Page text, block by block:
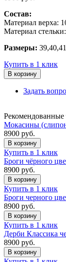
Состав:
Материал верха:
Материал
Размеры:
Купить в 1 клик
В корзину
Задать
Рекомендованные
Мокасины
8900 руб.
В корзину
Купить в 1 клик
Броги чёрного
8900 руб.
В корзину
Купить в 1 клик
Броги черного
8900 руб.
В корзину
Купить в 1 клик
Дерби Классика
8900 руб.
В корзину